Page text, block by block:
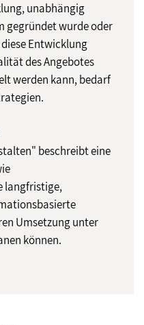
unabhängig
gegründet wurde oder
Entwicklung
des Angebotes
werden kann, bedarf
beschreibt eine
langfristige,
Umsetzung unter
können.